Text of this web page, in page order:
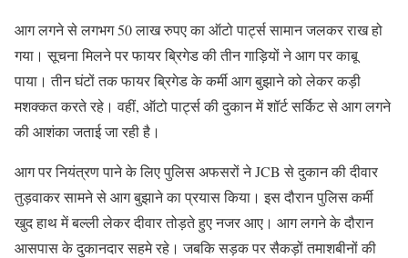
आग लगने से लगभग 50 लाख रुपए का ऑटो पार्ट्स सामान जलकर राख हो
गया। सूचना मिलने पर फायर ब्रिगेड की तीन गाड़ियों ने आग पर काबू
पाया। तीन घंटों तक फायर ब्रिगेड के कर्मी आग बुझाने को लेकर कड़ी
मशक्कत करते रहे। वहीं, ऑटो पार्ट्स की दुकान में शॉर्ट सर्किट से आग लगने
की आशंका जताई जा रही है।
आग पर नियंत्रण पाने के लिए पुलिस अफसरों ने JCB से दुकान की दीवार
तुड़वाकर सामने से आग बुझाने का प्रयास किया। इस दौरान पुलिस कर्मी
खुद हाथ में बल्ली लेकर दीवार तोड़ते हुए नजर आए। आग लगने के दौरान
आसपास के दुकानदार सहमे रहे। जबकि सड़क पर सैकड़ों तमाशबीनों की